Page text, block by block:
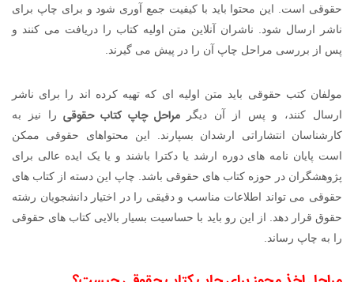
حقوقی است. این محتوا باید با کیفیت جمع آوری شود و برای چاپ برای
ناشر ارسال شود. ناشران آنلاین متن اولیه کتاب را دریافت می کنند و
پس از بررسی مراحل چاپ آن را در پیش می گیرند.
مولفان کتب حقوقی باید متن اولیه ای که تهیه کرده اند را برای ناشر
ارسال کنند، و پس از آن دیگرمراحل چاپ کتاب حقوقیرا نیز به
کارشناسان انتشاراتی ارشدان بسپارند. این محتواهای حقوقی ممکن
است پایان نامه های دوره ارشد یا دکترا باشند و یا یک ایده عالی برای
پژوهشگران در حوزه کتاب های حقوقی باشد. چاپ این دسته از کتاب های
حقوقی می تواند اطلاعات مناسب و دقیقی را در اختیار دانشجویان رشته
حقوق قرار دهد. از این رو باید با حساسیت بسیار بالایی کتاب های حقوقی
را به چاپ رساند.